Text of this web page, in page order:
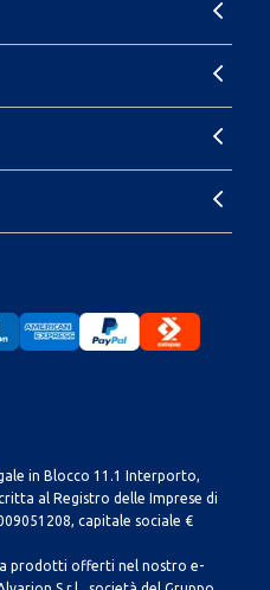
in Blocco 11.1 Interporto,
al Registro delle Imprese di
capitale sociale €
prodotti offerti nel nostro e-